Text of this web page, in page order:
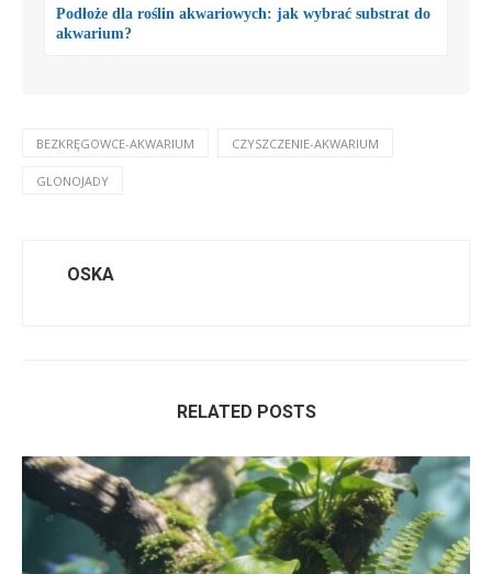
Podłoże dla roślin akwariowych: jak wybrać substrat do
akwarium?
BEZKRĘGOWCE-AKWARIUM CZYSZCZENIE-AKWARIUM
GLONOJADY
OSKA
RELATED POSTS